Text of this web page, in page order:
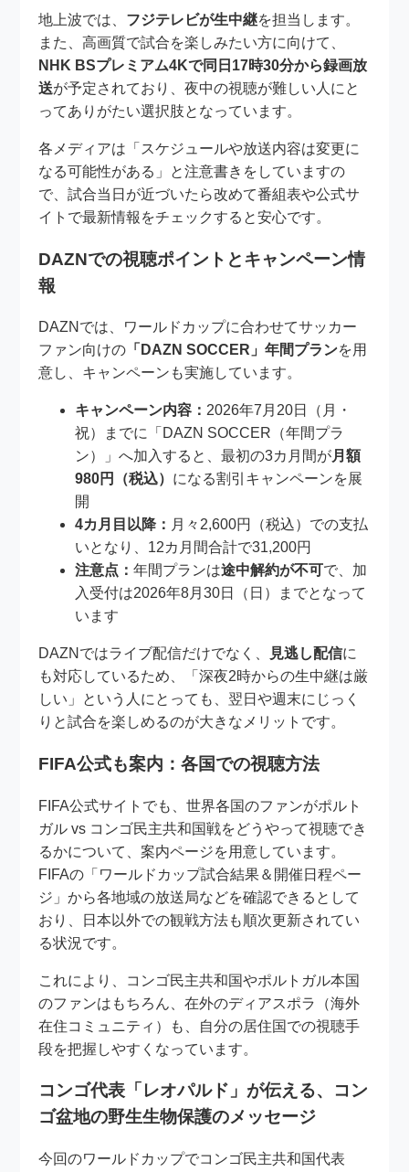
地上波では、 フジテレビが生中継を担当します。
また、高画質で試合を楽しみたい方に向けて、
NHK BSプレミアム4Kで同日17時30分から録画放
送が予定されており、夜中の視聴が難しい人にと
ってありがたい選択肢となっています。
各メディアは「スケジュールや放送内容は変更に
なる可能性がある」と注意書きをしていますの
で、試合当日が近づいたら改めて番組表や公式サ
イトで最新情報をチェックすると安心です。
DAZNでの視聴ポイントとキャンペーン情
報
DAZNでは、ワールドカップに合わせてサッカー
ファン向けの 「DAZN SOCCER」年間プランを用
意し、キャンペーンも実施しています。
キャンペーン内容： 2026年7月20日（月・
祝）までに「DAZN SOCCER（年間プラ
ン）」へ加入すると、最初の3カ月間が月額
980円（税込） になる割引キャンペーンを展
開
4カ月目以降： 月々2,600円（税込）での支払
いとなり、12カ月間合計で31,200円
注意点：年間プランは途中解約が不可で、加
入受付は2026年8月30日（日）までとなって
います
DAZNではライブ配信だけでなく、 見逃し配信に
も対応しているため、「深夜2時からの生中継は厳
しい」という人にとっても、翌日や週末にじっく
りと試合を楽しめるのが大きなメリットです。
FIFA公式も案内：各国での視聴方法
FIFA公式サイトでも、世界各国のファンがポルト
ガル vs コンゴ民主共和国戦をどうやって視聴でき
るかについて、案内ページを用意しています。
FIFAの「ワールドカップ試合結果＆開催日程ペー
ジ」から各地域の放送局などを確認できるとして
おり、日本以外での観戦方法も順次更新されてい
る状況です。
これにより、コンゴ民主共和国やポルトガル本国
のファンはもちろん、在外のディアスポラ（海外
在住コミュニティ）も、自分の居住国での視聴手
段を把握しやすくなっています。
コンゴ代表「レオパルド」が伝える、コン
ゴ盆地の野生生物保護のメッセージ
今回のワールドカップでコンゴ民主共和国代表